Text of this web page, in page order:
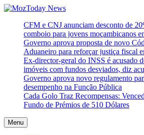
Skip
content
MozToday News
Onde a gente lê.
CFM e CNJ anunciam desconto de
comboio para jovens moçambicanos
Governo aprova proposta de novo
Aduaneiro para reforçar justiça fiscal
Ex-director-geral do INSS é acusado
imóveis com fundos desviados, diz
Governo aprova novo regulamento
desempenho na Função Pública
Cada Golo Traz Recompensas:
Fundo de Prémios de 510 Dólares
Menu